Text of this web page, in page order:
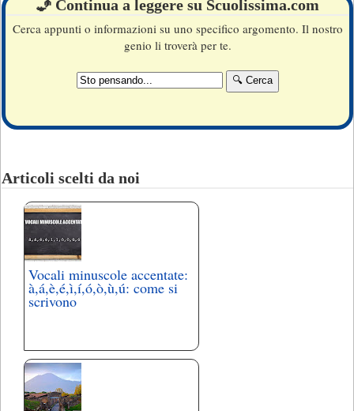
🧞 Continua a leggere su Scuolissima.com
Cerca appunti o informazioni su uno specifico argomento. Il nostro
genio li troverà per te.
Articoli scelti da noi
Vocali minuscole accentate:
à,á,è,é,ì,í,ó,ò,ù,ú: come si
scrivono